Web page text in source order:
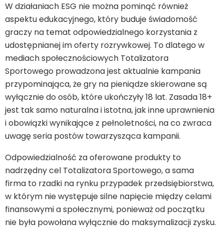
W działaniach ESG nie można pominąć również
aspektu edukacyjnego, który buduje świadomość
graczy na temat odpowiedzialnego korzystania z
udostępnianej im oferty rozrywkowej. To dlatego w
mediach społecznościowych Totalizatora
Sportowego prowadzona jest aktualnie kampania
przypominająca, że gry na pieniądze skierowane są
wyłącznie do osób, które ukończyły 18 lat. Zasada 18+
jest tak samo naturalna i istotna, jak inne uprawnienia
i obowiązki wynikające z pełnoletności, na co zwraca
uwagę seria postów towarzysząca kampanii.
Odpowiedzialność za oferowane produkty to
nadrzędny cel Totalizatora Sportowego, a sama
firma to rzadki na rynku przypadek przedsiębiorstwa,
w którym nie występuje silne napięcie między celami
finansowymi a społecznymi, ponieważ od początku
nie była powołana wyłącznie do maksymalizacji zysku.